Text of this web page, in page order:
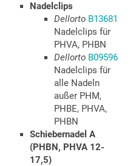
Nadelclips
Dellorto B13681
Nadelclips für
PHVA, PHBN
Dellorto B09596
Nadelclips für
alle Nadeln
außer PHM,
PHBE, PHVA,
PHBN
Schiebernadel A
(PHBN, PHVA 12-
17,5)